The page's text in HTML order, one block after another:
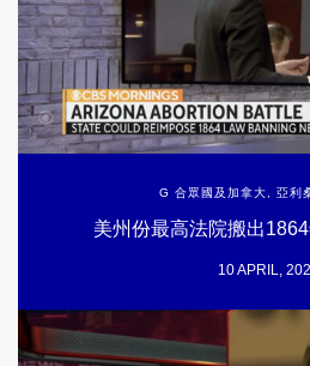
G 合眾國及加拿大, 亞利
美州份最高法院搬出
10 APRIL,